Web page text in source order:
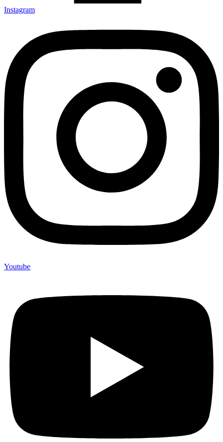
Instagram
Youtube